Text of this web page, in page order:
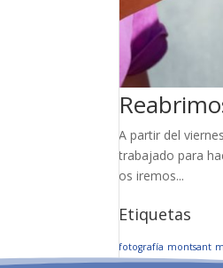
A partir del
trabajado para
os iremos...
Etiquetas
fotografía montsant